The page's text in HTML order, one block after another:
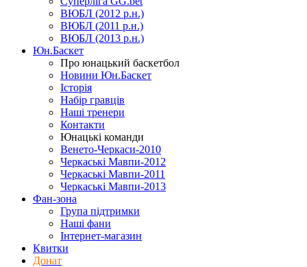
ВЮБЛ (2012 р.н.)
ВЮБЛ (2011 р.н.)
ВЮБЛ (2013 р.н.)
Юн.Баскет
Про юнацький баскетбол
Новини Юн.Баскет
Історія
Набір гравців
Наші тренери
Контакти
Юнацькі команди
Венето-Черкаси-2010
Черкаські Мавпи-2012
Черкаські Мавпи-2011
Черкаські Мавпи-2013
Фан-зона
Група підтримки
Наші фани
Інтернет-магазин
Квитки
Донат